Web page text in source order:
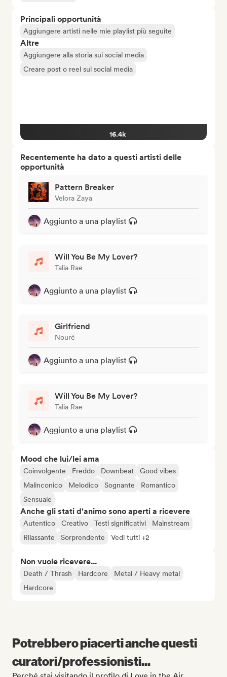
Principali opportunità
Aggiungere artisti nelle mie playlist più seguite
Altre
Aggiungere alla storia sui social media
Creare post o reel sui social media
16.4k
Recentemente ha dato a questi artisti delle
opportunità
Pattern Breaker
Velora Zaya
Aggiunto a una playlist
Will You Be My Lover?
Talia Rae
Aggiunto a una playlist
Girlfriend
Nouré
Aggiunto a una playlist
Will You Be My Lover?
Talia Rae
Aggiunto a una playlist
Mood che lui/lei ama
Coinvolgente Freddo Downbeat
Good vibes
Malinconico
Melodico Sognante
Romantico
Sensuale
Anche gli stati d'animo sono aperti a ricevere
Autentico Creativo Testi significativi
Mainstream
Rilassante
Sorprendente Vedi tutti +2
Non vuole ricevere...
Death / Thrash Hardcore
Metal / Heavy metal
Hardcore
Potrebbero piacerti anche questi
curatori/professionisti...